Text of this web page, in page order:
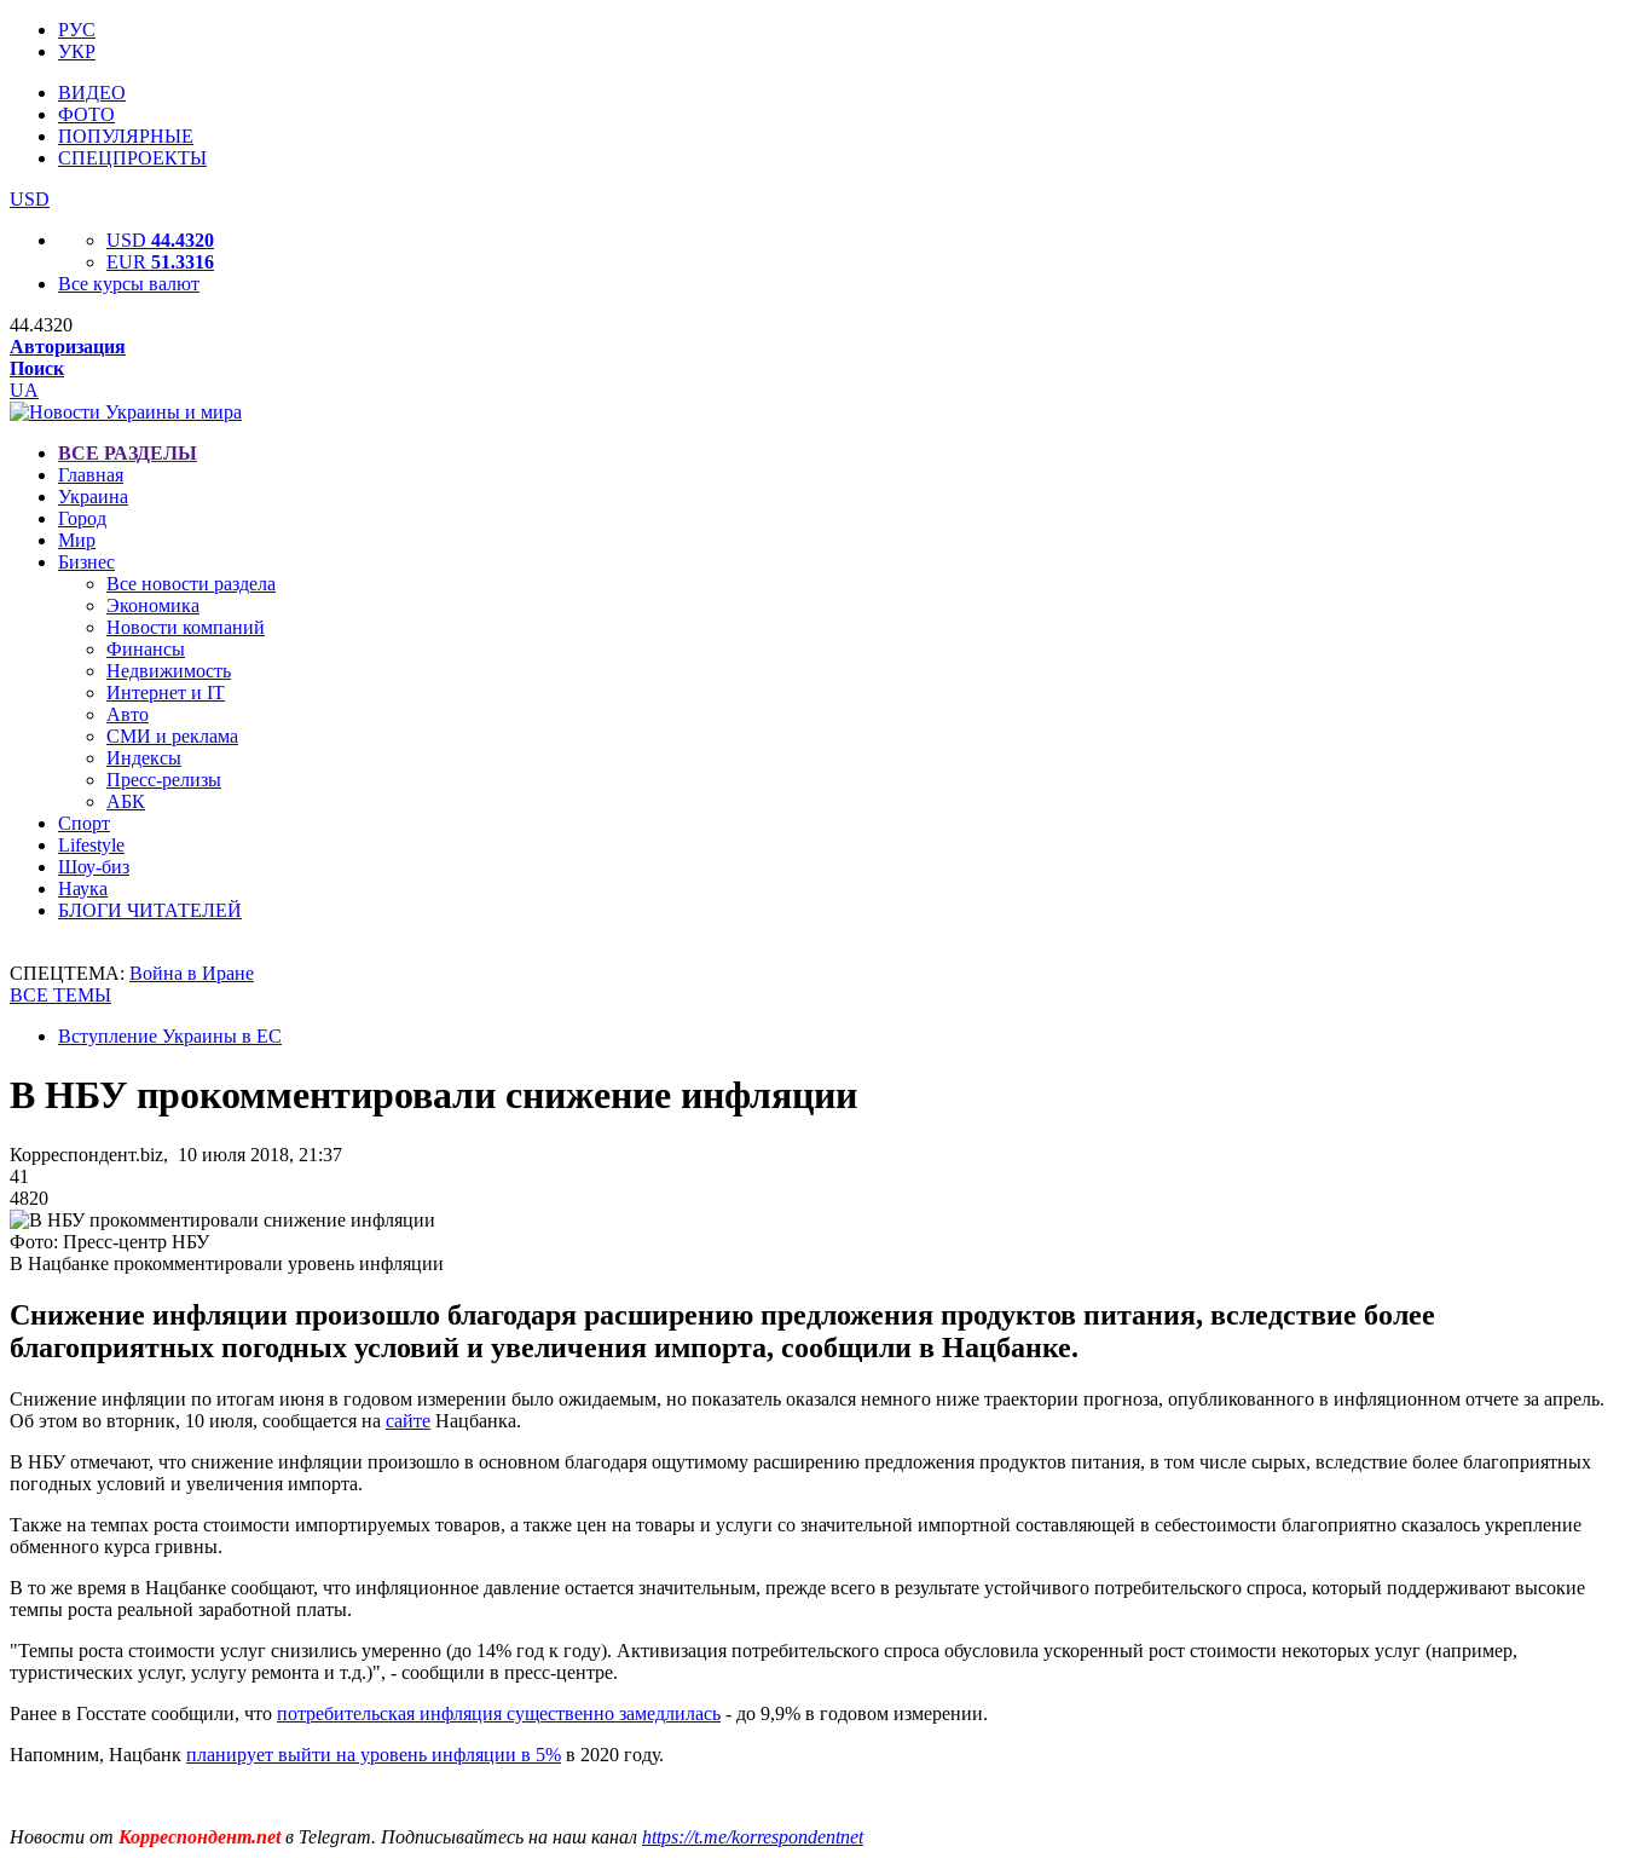
РУС
УКР
ВИДЕО
ФОТО
ПОПУЛЯРНЫЕ
СПЕЦПРОЕКТЫ
USD
USD 44.4320
EUR 51.3316
Все курсы валют
44.4320
Авторизация
Поиск
UA
ВСЕ РАЗДЕЛЫ
Главная
Украина
Город
Мир
Бизнес
Все новости раздела
Экономика
Новости компаний
Финансы
Недвижимость
Интернет и IT
Авто
СМИ и реклама
Индексы
Пресс-релизы
АБК
Спорт
Lifestyle
Шоу-биз
Наука
БЛОГИ ЧИТАТЕЛЕЙ
СПЕЦТЕМА: Война в Иране
ВСЕ ТЕМЫ
Вступление Украины в ЕС
В НБУ прокомментировали снижение инфляции
Корреспондент.biz, 10 июля 2018, 21:37
41
4820
Фото: Пресс-центр НБУ
В Нацбанке прокомментировали уровень инфляции
Снижение инфляции произошло благодаря расширению предложения продуктов питания, вследствие более
благоприятных погодных условий и увеличения импорта, сообщили в Нацбанке.
Снижение инфляции по итогам июня в годовом измерении было ожидаемым, но показатель оказался немного ниже траектории прогноза, опубликованного в инфляционном отчете за апрель.
Об этом во вторник, 10 июля, сообщается на сайте Нацбанка.
В НБУ отмечают, что снижение инфляции произошло в основном благодаря ощутимому расширению предложения продуктов питания, в том числе сырых, вследствие более благоприятных
погодных условий и увеличения импорта.
Также на темпах роста стоимости импортируемых товаров, а также цен на товары и услуги со значительной импортной составляющей в себестоимости благоприятно сказалось укрепление
обменного курса гривны.
В то же время в Нацбанке сообщают, что инфляционное давление остается значительным, прежде всего в результате устойчивого потребительского спроса, который поддерживают высокие
темпы роста реальной заработной платы.
"Темпы роста стоимости услуг снизились умеренно (до 14% год к году). Активизация потребительского спроса обусловила ускоренный рост стоимости некоторых услуг (например,
туристических услуг, услугу ремонта и т.д.)", - сообщили в пресс-центре.
Ранее в Госстате сообщили, что потребительская инфляция существенно замедлилась - до 9,9% в годовом измерении.
Напомним, Нацбанк планирует выйти на уровень инфляции в 5% в 2020 году.
Новости от Корреспондент.netв Telegram. Подписывайтесь на наш канал https://t.me/korrespondentnet